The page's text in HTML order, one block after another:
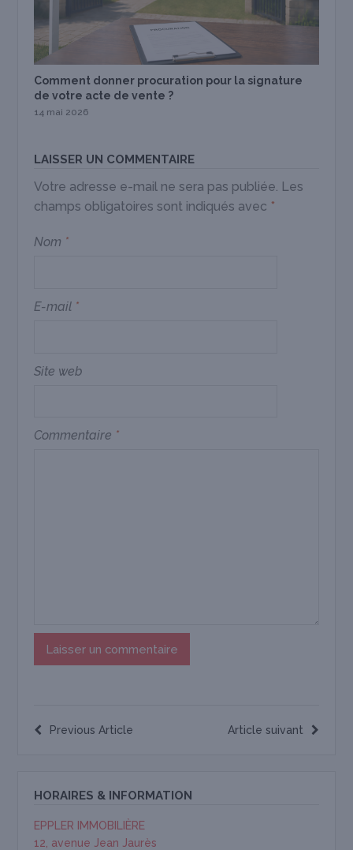
Comment donner procuration pour la signature
de votre acte de vente ?
14 mai 2026
LAISSER UN COMMENTAIRE
Votre adresse e-mail ne sera pas publiée. Les
champs obligatoires sont indiqués avec *
Nom *
E-mail *
Site web
Commentaire *
Article suivant
Previous Article
HORAIRES & INFORMATION
EPPLER IMMOBILIÈRE
12, avenue Jean Jaurès